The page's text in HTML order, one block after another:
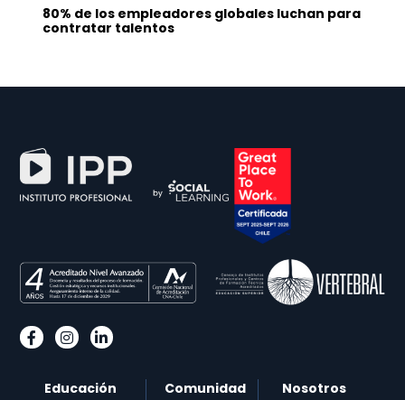
80% de los empleadores globales luchan para
contratar talentos
Educación
Comunidad
Nosotros